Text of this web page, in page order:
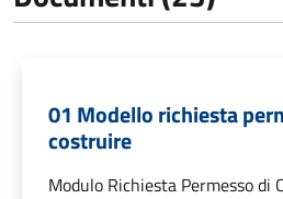
01 Modello richiesta
costruire
Modulo Richiesta Permesso di